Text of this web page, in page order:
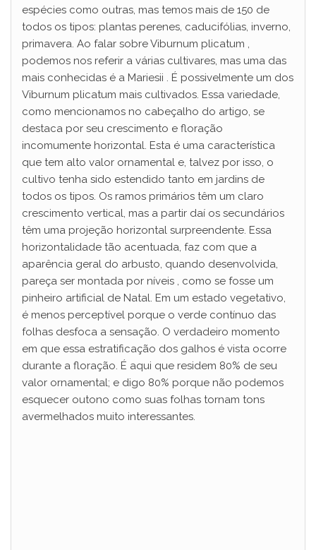
espécies como outras, mas temos mais de 150 de
todos os tipos: plantas perenes, caducifólias, inverno,
primavera. Ao falar sobre Viburnum plicatum ,
podemos nos referir a várias cultivares, mas uma das
mais conhecidas é a Mariesii . É possivelmente um dos
Viburnum plicatum mais cultivados. Essa variedade,
como mencionamos no cabeçalho do artigo, se
destaca por seu crescimento e floração
incomumente horizontal. Esta é uma característica
que tem alto valor ornamental e, talvez por isso, o
cultivo tenha sido estendido tanto em jardins de
todos os tipos. Os ramos primários têm um claro
crescimento vertical, mas a partir daí os secundários
têm uma projeção horizontal surpreendente. Essa
horizontalidade tão acentuada, faz com que a
aparência geral do arbusto, quando desenvolvida,
pareça ser montada por níveis , como se fosse um
pinheiro artificial de Natal. Em um estado vegetativo,
é menos perceptível porque o verde contínuo das
folhas desfoca a sensação. O verdadeiro momento
em que essa estratificação dos galhos é vista ocorre
durante a floração. É aqui que residem 80% de seu
valor ornamental; e digo 80% porque não podemos
esquecer outono como suas folhas tornam tons
avermelhados muito interessantes.